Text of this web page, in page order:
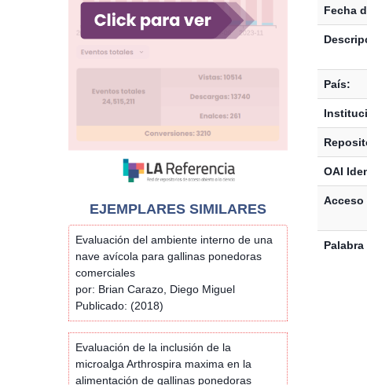
Fecha
País:
OAI
Acceso
EJEMPLARES SIMILARES
Evaluación del ambiente interno de una
nave avícola para gallinas ponedoras
comerciales
por: Brian Carazo, Diego Miguel
Publicado: (2018)
Evaluación de la inclusión de la
microalga Arthrospira maxima en la
alimentación de gallinas ponedoras